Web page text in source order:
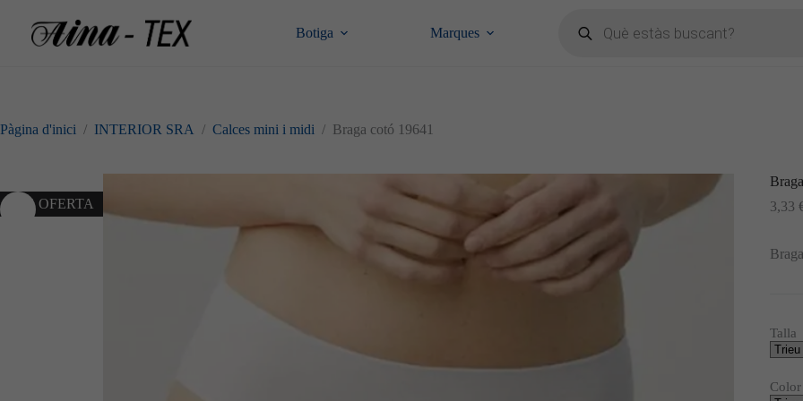
contingut
Botiga Marques
search
Pàgina d'inici / INTERIOR SRA / Calces mini i midi / Braga cotó 19641
10% OFERTA 3,33
Talla
Color